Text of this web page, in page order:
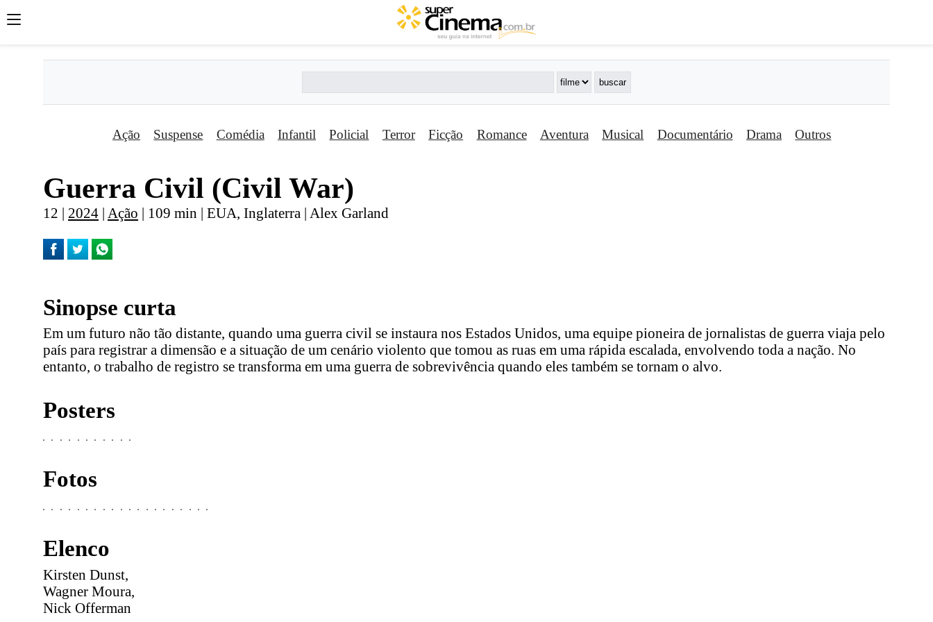
Ação Suspense Comédia Infantil Policial Terror Ficção Romance Aventura Musical Documentário Drama Outros
Guerra Civil (Civil War)
12 | 2024 | Ação | 109 min | EUA, Inglaterra | Alex Garland
Sinopse curta
Em um futuro não tão distante, quando uma guerra civil se instaura nos Estados Unidos, uma equipe pioneira de jornalistas de guerra viaja pelo
país para registrar a dimensão e a situação de um cenário violento que tomou as ruas em uma rápida escalada, envolvendo toda a nação. No
entanto, o trabalho de registro se transforma em uma guerra de sobrevivência quando eles também se tornam o alvo.
Posters
Fotos
Elenco
Kirsten Dunst,
Wagner Moura,
Nick Offerman